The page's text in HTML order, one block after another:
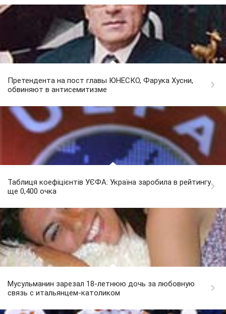
Претендента на пост главы ЮНЕСКО, Фарука Хусни,
обвиняют в антисемитизме
Таблиця коефіцієнтів УЄФА: Україна заробила в рейтингу
ще 0,400 очка
Мусульманин зарезал 18-летнюю дочь за любовную
связь с итальянцем-католиком